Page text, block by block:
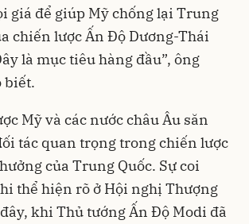
giá để giúp Mỹ chống lại Trung
chiến lược Ấn Độ Dương-Thái
là mục tiêu hàng đầu”, ông
biết.
Mỹ và các nước châu Âu săn
tác quan trọng trong chiến lược
của Trung Quốc. Sự coi
thể hiện rõ ở Hội nghị Thượng
khi Thủ tướng Ấn Độ Modi đã